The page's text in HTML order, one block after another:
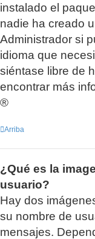
instalado el
nadie ha creado
Administrador si
idioma que
siéntase libre de
encontrar más
®
Arriba
¿Qué es la
usuario?
Hay dos
su nombre de
mensajes.